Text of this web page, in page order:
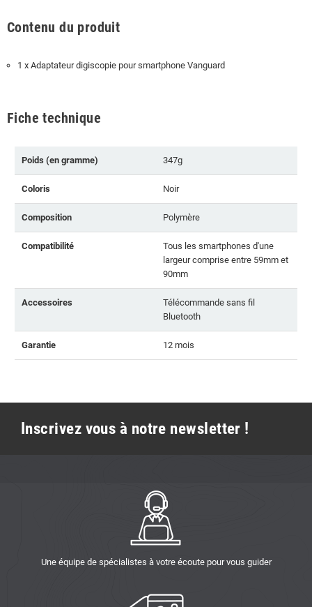
Contenu du produit
1 x Adaptateur digiscopie pour smartphone Vanguard
Fiche technique
Poids (en gramme) 347g
Coloris Noir
Composition Polymère
Compatibilité
Tous les smartphones d'une
largeur comprise entre 59mm et
90mm
Accessoires
Télécommande sans fil
Bluetooth
Garantie 12 mois
Inscrivez vous à notre newsletter !
Une équipe de spécialistes à votre écoute pour vous guider